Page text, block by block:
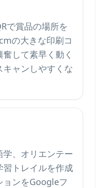
で賞品の場所を
の大きな印刷コ
して素早く動く
ャンしやすくな
、オリエンテー
習トレイルを作成
ョンをGoogleフ